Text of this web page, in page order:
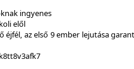
ingyenes
elől
éjfél, az első 9 ember lejutása